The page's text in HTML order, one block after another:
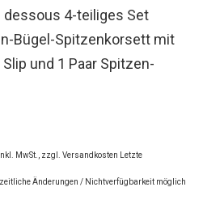
dessous 4-teiliges Set
Bügel-Spitzenkorsett mit
und 1 Paar Spitzen-
MwSt., zzgl. Versandkosten Letzte
Änderungen / Nichtverfügbarkeit möglich